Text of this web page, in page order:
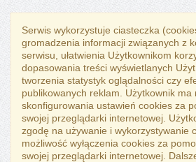
Serwis wykorzystuje ciasteczka
gromadzenia informacji związanych z
serwisu, ułatwienia Użytkownikom
dopasowania treści wyświetlanych
tworzenia statystyk oglądalności czy
publikowanych reklam. Użytkownik ma
skonfigurowania ustawień cookies za
swojej przeglądarki internetowej.
zgodę na używanie i wykorzystywanie
możliwość wyłączenia cookies za
swojej przeglądarki internetowej.